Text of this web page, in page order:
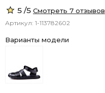
5 /5 Смотреть 7 отзывов
Артикул: 1-113782602
Варианты модели